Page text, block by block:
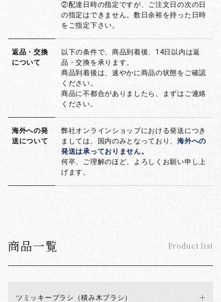
商品一覧 Product list
ツミッキーブラシ（積み木ブラシ）
②配達日時の指定ですが、ご注文日の次の日
の指定はできません。数日余裕を持った日時
をご指定下さい。
返品・交換
について
以下の条件で、商品到着後、14日以内は返
品・交換を承ります。
商品到着後は、速やかに商品の状態をご確認
ください。
商品に不都合がありましたら、まずはご連絡
ください。
海外への発
送について
弊社オンラインショップにおける発送につき
ましては、国内のみとなっており、海外への
発送は承っておりません。
何卒、ご理解のほど、よろしくお願い申し上
げます。